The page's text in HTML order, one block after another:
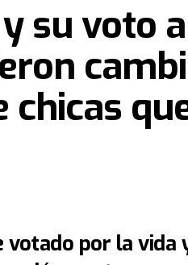
su voto
chicas
votado por la vida